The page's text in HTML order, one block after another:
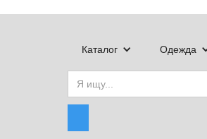
Каталог Одежда